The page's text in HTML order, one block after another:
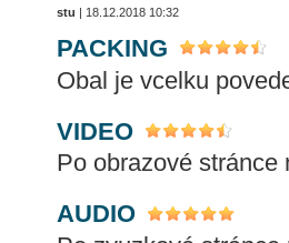
stu | 18.12.2018 10:32
PACKING
Obal je vcelku
VIDEO
Po obrazové stránce
AUDIO